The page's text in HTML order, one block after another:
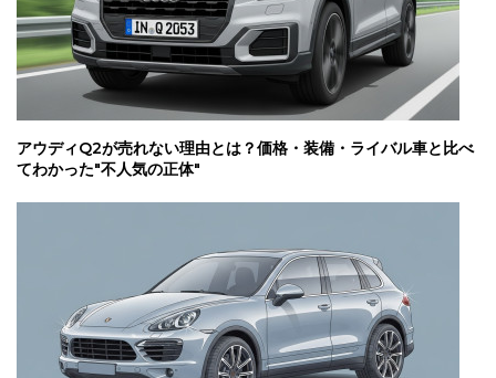
アウディQ2が売れない理由とは？価格・装備・ライバル車と比べ
てわかった"不人気の正体"